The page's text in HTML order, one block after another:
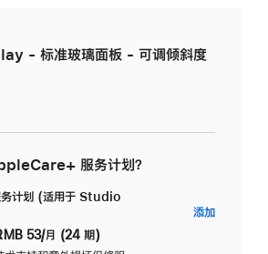
- 标准玻璃面板 - 可调倾斜度
服务计划？
计划 (适用于 Studio
53/月 (24 期)
添加